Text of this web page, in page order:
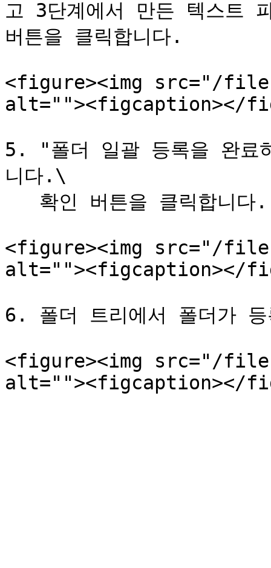
고 3단계에서 만든 텍스트
버튼을 클릭합니다.
<figure><img src="/files/
alt=""><figcaption></
5. "폴더 일괄 등록을 완료
니다.\
<figure><img src="/files/
alt=""><figcaption></
6. 폴더 트리에서 폴더가
<figure><img src="/files/